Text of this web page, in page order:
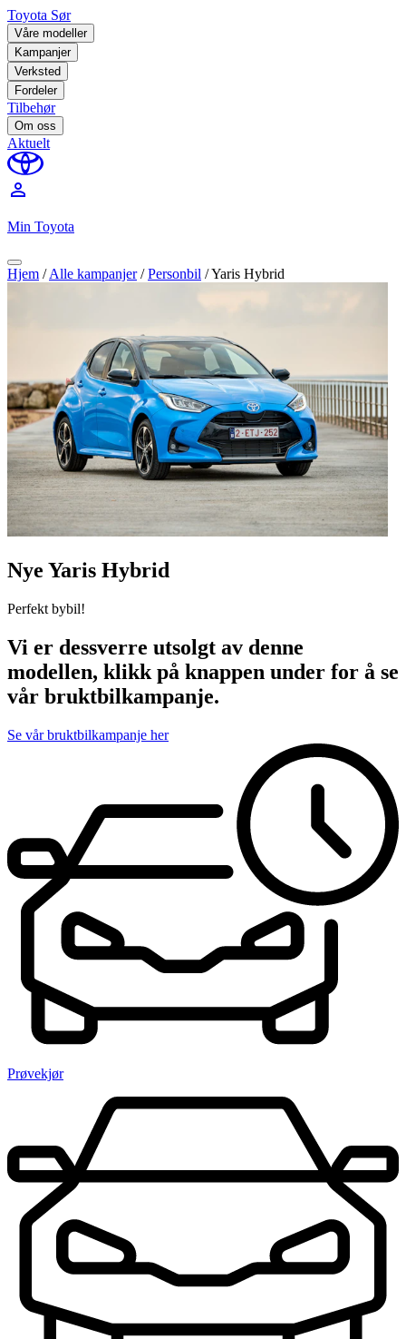
Toyota Sør
Våre modeller
Kampanjer
Verksted
Fordeler
Tilbehør
Om oss
Aktuelt
perm_identity
Min Toyota
Hjem /Alle kampanjer /Personbil /Yaris Hybrid
Nye Yaris Hybrid
Perfekt bybil!
Vi er dessverre utsolgt av denne
modellen, klikk på knappen under for å se
vår bruktbilkampanje.
Se vår bruktbilkampanje her
Prøvekjør